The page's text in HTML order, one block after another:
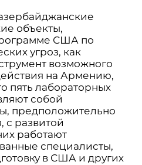
объекты,
США по
угроз, как
возможного
на Армению,
пять лабораторных
собой
предположительно
с развитой
работают
специалисты,
в США и других